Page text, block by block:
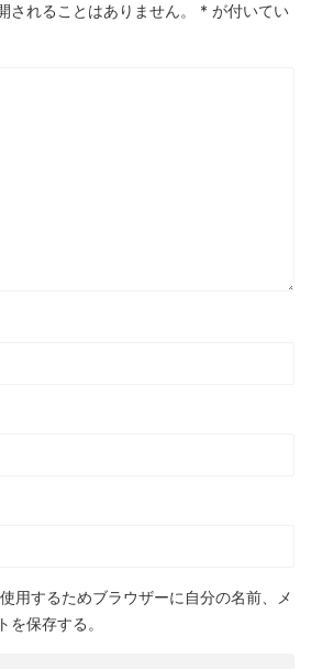
されることはありません。 * が付いてい
用するためブラウザーに自分の名前、メ
を保存する。